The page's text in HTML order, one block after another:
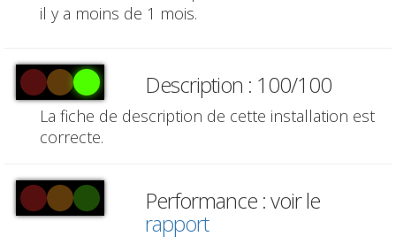
il y a moins de 1 mois.
Description : 100/100
La fiche de description de cette installation est
correcte.
Performance : voir le
rapport